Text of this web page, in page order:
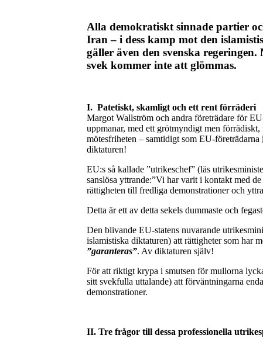
Alla demokratiskt sinnade partier
Iran – i dess kamp mot den
gäller även den svenska
svek kommer inte att glömmas.
I. Patetiskt, skamligt och ett rent förräderi
Margot Wallström och andra företrädare för
uppmanar, med ett grötmyndigt men
mötesfriheten – samtidigt som EU-företrädarna
diktaturen!
EU:s så kallade ”utrikeschef” (läs
sanslösa yttrande:”Vi har varit i kontakt med
rättigheten till fredliga demonstrationer och
Detta är ett av detta sekels dummaste och
Den blivande EU-statens nuvarande
islamistiska diktaturen) att rättigheter som har
”garanteras”. Av diktaturen själv!
För att riktigt krypa i smutsen för mullorna
sitt svekfulla uttalande) att förväntningarna
demonstrationer.
II. Tre frågor till dessa professionella